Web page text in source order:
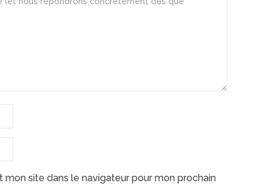
site dans le navigateur pour mon prochain